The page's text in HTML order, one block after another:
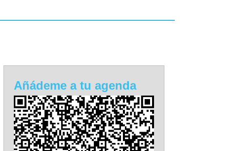
Añádeme a tu agenda